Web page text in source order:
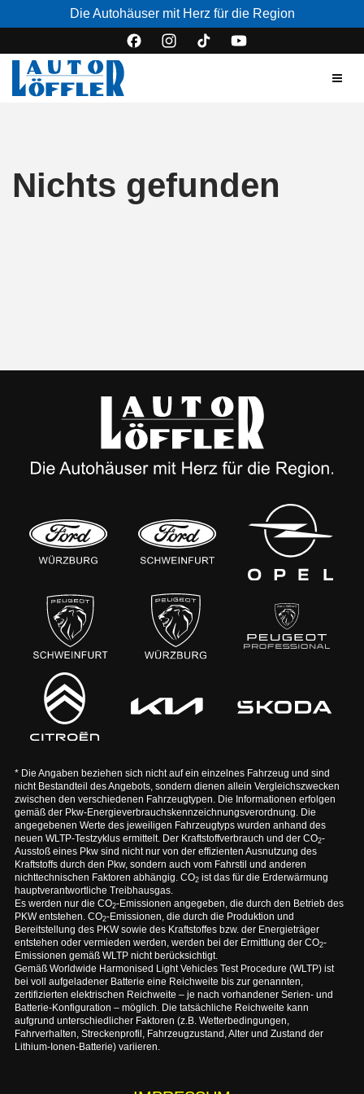
Die Autohäuser mit Herz für die Region
Nichts gefunden
* Die Angaben beziehen sich nicht auf ein einzelnes Fahrzeug und sind
nicht Bestandteil des Angebots, sondern dienen allein Vergleichszwecken
zwischen den verschiedenen Fahrzeugtypen. Die Informationen erfolgen
gemäß der Pkw-Energieverbrauchskennzeichnungsverordnung. Die
angegebenen Werte des jeweiligen Fahrzeugtyps wurden anhand des
neuen WLTP-Testzyklus ermittelt. Der Kraftstoffverbrauch und der CO2-
Ausstoß eines Pkw sind nicht nur von der effizienten Ausnutzung des
Kraftstoffs durch den Pkw, sondern auch vom Fahrstil und anderen
nichttechnischen Faktoren abhängig. CO2ist das für die Erderwärmung
hauptverantwortliche Treibhausgas.
Es werden nur die CO2-Emissionen angegeben, die durch den Betrieb des
PKW entstehen. CO2-Emissionen, die durch die Produktion und
Bereitstellung des PKW sowie des Kraftstoffes bzw. der Energieträger
entstehen oder vermieden werden, werden bei der Ermittlung der CO2-
Emissionen gemäß WLTP nicht berücksichtigt.
Gemäß Worldwide Harmonised Light Vehicles Test Procedure (WLTP) ist
bei voll aufgeladener Batterie eine Reichweite bis zur genannten,
zertifizierten elektrischen Reichweite – je nach vorhandener Serien- und
Batterie-Konfiguration – möglich. Die tatsächliche Reichweite kann
aufgrund unterschiedlicher Faktoren (z.B. Wetterbedingungen,
Fahrverhalten, Streckenprofil, Fahrzeugzustand, Alter und Zustand der
Lithium-Ionen-Batterie) variieren.